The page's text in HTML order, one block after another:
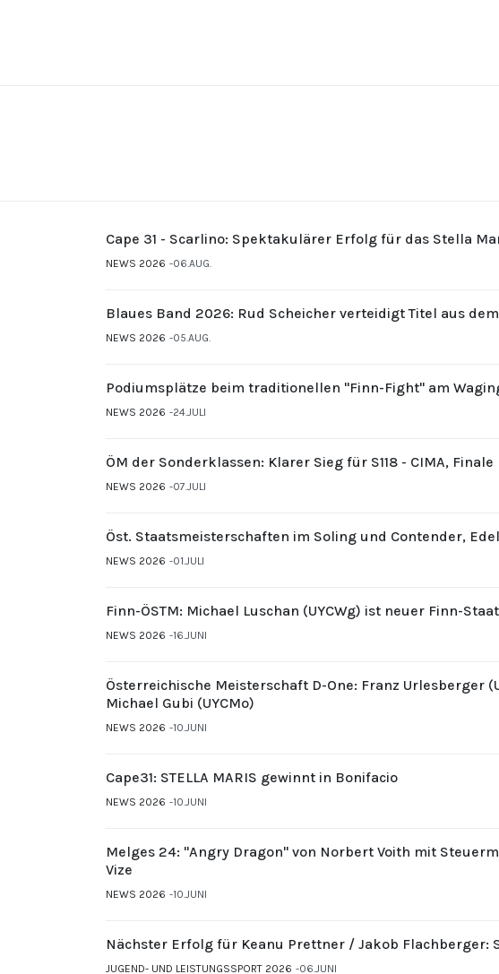
Cape 31 - Scarlino: Spektakulärer Erfolg für das Stella
NEWS 2026 06.AUG.
Blaues Band 2026: Rud Scheicher verteidigt Titel aus
NEWS 2026 05.AUG.
Podiumsplätze beim traditionellen "Finn-Fight" am
NEWS 2026 24.JULI
ÖM der Sonderklassen: Klarer Sieg für S118 - CIMA,
NEWS 2026 07.JULI
Öst. Staatsmeisterschaften im Soling und Contender,
NEWS 2026 01.JULI
Finn-ÖSTM: Michael Luschan (UYCWg) ist neuer Finn-
NEWS 2026 16.JUNI
Österreichische Meisterschaft D-One: Franz Urlesberger
Michael Gubi (UYCMo)
NEWS 2026 10.JUNI
Cape31: STELLA MARIS gewinnt in Bonifacio
NEWS 2026 10.JUNI
Melges 24: "Angry Dragon" von Norbert Voith mit
Vize
NEWS 2026 10.JUNI
Nächster Erfolg für Keanu Prettner / Jakob Flachberger:
JUGEND- UND LEISTUNGSSPORT 2026 06.JUNI